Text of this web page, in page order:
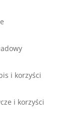
i korzyści
i korzyści